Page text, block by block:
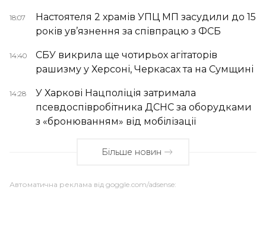
18:07
Настоятеля 2 храмів УПЦ МП засудили до 15
років ув’язнення за співпрацю з ФСБ
14:40
СБУ викрила ще чотирьох агітаторів
рашизму у Херсоні, Черкасах та на Сумщині
14:28
У Харкові Нацполіція затримала
псевдоспівробітника ДСНС за оборудками
з «бронюванням» від мобілізації
Більше новин
Автоматична реклама від goggle.com/adsense: